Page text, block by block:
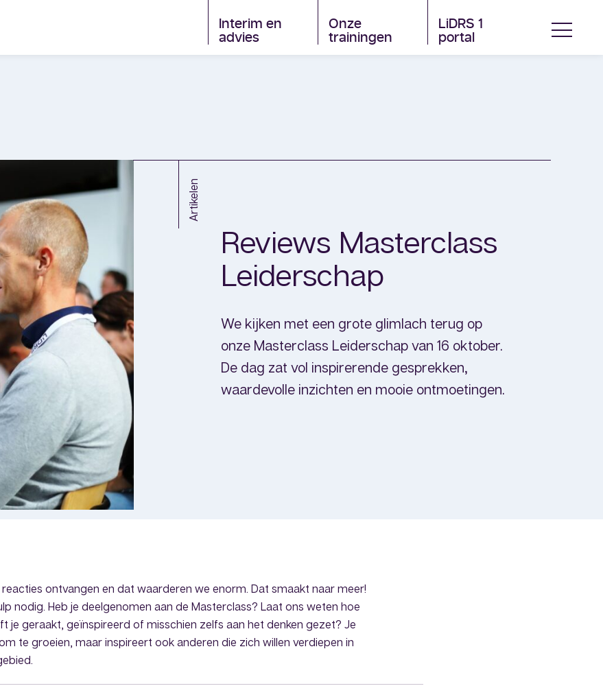
Interim en
advies
Onze
trainingen
LiDRS 1
portal
Reviews Masterclass
Leiderschap
We kijken met een grote glimlach terug op
onze Masterclass Leiderschap van 16 oktober.
De dag zat vol inspirerende gesprekken,
waardevolle inzichten en mooie ontmoetingen.
Artikelen
ontvangen en dat waarderen we enorm. Dat smaakt naar meer!
nodig. Heb je deelgenomen aan de Masterclass? Laat ons weten hoe
je geraakt, geïnspireerd of misschien zelfs aan het denken gezet? Je
te groeien, maar inspireert ook anderen die zich willen verdiepen in